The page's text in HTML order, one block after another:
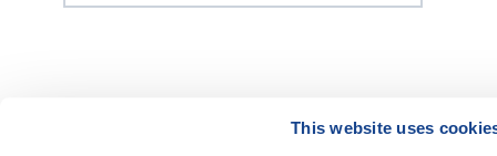
This website uses